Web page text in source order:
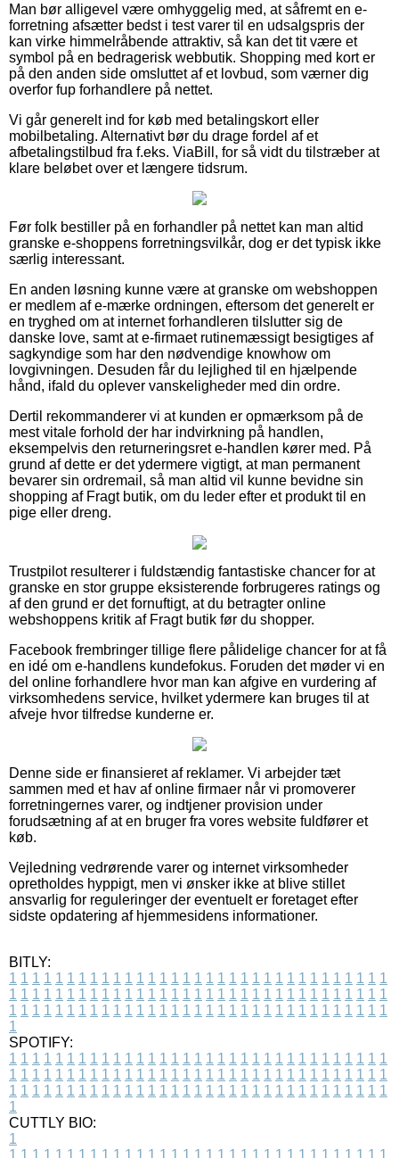
Man bør alligevel være omhyggelig med, at såfremt en e-
forretning afsætter bedst i test varer til en udsalgspris der
kan virke himmelråbende attraktiv, så kan det tit være et
symbol på en bedragerisk webbutik. Shopping med kort er
på den anden side omsluttet af et lovbud, som værner dig
overfor fup forhandlere på nettet.
Vi går generelt ind for køb med betalingskort eller
mobilbetaling. Alternativt bør du drage fordel af et
afbetalingstilbud fra f.eks. ViaBill, for så vidt du tilstræber at
klare beløbet over et længere tidsrum.
Før folk bestiller på en forhandler på nettet kan man altid
granske e-shoppens forretningsvilkår, dog er det typisk ikke
særlig interessant.
En anden løsning kunne være at granske om webshoppen
er medlem af e-mærke ordningen, eftersom det generelt er
en tryghed om at internet forhandleren tilslutter sig de
danske love, samt at e-firmaet rutinemæssigt besigtiges af
sagkyndige som har den nødvendige knowhow om
lovgivningen. Desuden får du lejlighed til en hjælpende
hånd, ifald du oplever vanskeligheder med din ordre.
Dertil rekommanderer vi at kunden er opmærksom på de
mest vitale forhold der har indvirkning på handlen,
eksempelvis den returneringsret e-handlen kører med. På
grund af dette er det ydermere vigtigt, at man permanent
bevarer sin ordremail, så man altid vil kunne bevidne sin
shopping af Fragt butik, om du leder efter et produkt til en
pige eller dreng.
Trustpilot resulterer i fuldstændig fantastiske chancer for at
granske en stor gruppe eksisterende forbrugeres ratings og
af den grund er det fornuftigt, at du betragter online
webshoppens kritik af Fragt butik før du shopper.
Facebook frembringer tillige flere pålidelige chancer for at få
en idé om e-handlens kundefokus. Foruden det møder vi en
del online forhandlere hvor man kan afgive en vurdering af
virksomhedens service, hvilket ydermere kan bruges til at
afveje hvor tilfredse kunderne er.
Denne side er finansieret af reklamer. Vi arbejder tæt
sammen med et hav af online firmaer når vi promoverer
forretningernes varer, og indtjener provision under
forudsætning af at en bruger fra vores website fuldfører et
køb.
Vejledning vedrørende varer og internet virksomheder
opretholdes hyppigt, men vi ønsker ikke at blive stillet
ansvarlig for reguleringer der eventuelt er foretaget efter
sidste opdatering af hjemmesidens informationer.
BITLY:
1 1 1 1 1 1 1 1 1 1 1 1 1 1 1 1 1 1 1 1 1 1 1 1 1 1 1 1 1 1 1 1 1
1 1 1 1 1 1 1 1 1 1 1 1 1 1 1 1 1 1 1 1 1 1 1 1 1 1 1 1 1 1 1 1 1
1 1 1 1 1 1 1 1 1 1 1 1 1 1 1 1 1 1 1 1 1 1 1 1 1 1 1 1 1 1 1 1 1
1
SPOTIFY:
1 1 1 1 1 1 1 1 1 1 1 1 1 1 1 1 1 1 1 1 1 1 1 1 1 1 1 1 1 1 1 1 1
1 1 1 1 1 1 1 1 1 1 1 1 1 1 1 1 1 1 1 1 1 1 1 1 1 1 1 1 1 1 1 1 1
1 1 1 1 1 1 1 1 1 1 1 1 1 1 1 1 1 1 1 1 1 1 1 1 1 1 1 1 1 1 1 1 1
1
CUTTLY BIO:
1
1 1 1 1 1 1 1 1 1 1 1 1 1 1 1 1 1 1 1 1 1 1 1 1 1 1 1 1 1 1 1 1 1